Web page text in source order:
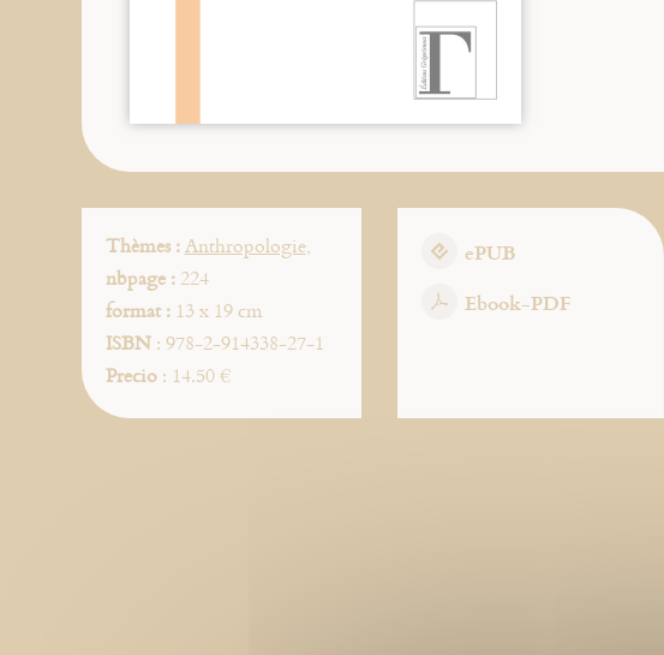
Thèmes :Anthropologie,
nbpage :224
format :13 x 19 cm
ISBN: 978-2-914338-27-1
Precio: 14.50 €
ePUB
Ebook-PDF